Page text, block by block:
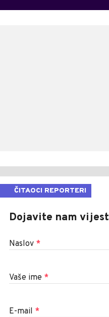
ČITAOCI REPORTERI
Dojavite nam vijest
Naslov *
Vaše ime *
E-mail *